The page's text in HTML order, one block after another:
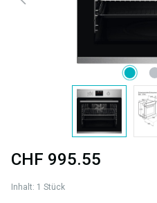
CHF 995.55
Inhalt: 1 Stück